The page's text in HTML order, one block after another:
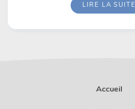
LIRE LA SUITE
Accueil